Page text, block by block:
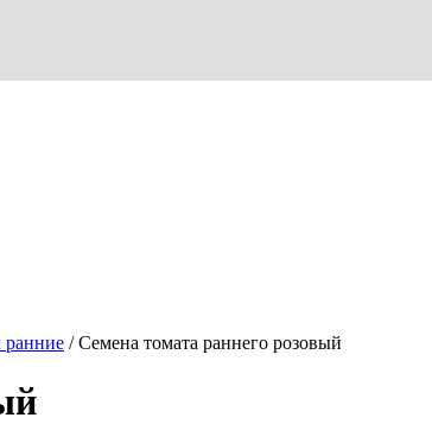
/Семена томата раннего розовый